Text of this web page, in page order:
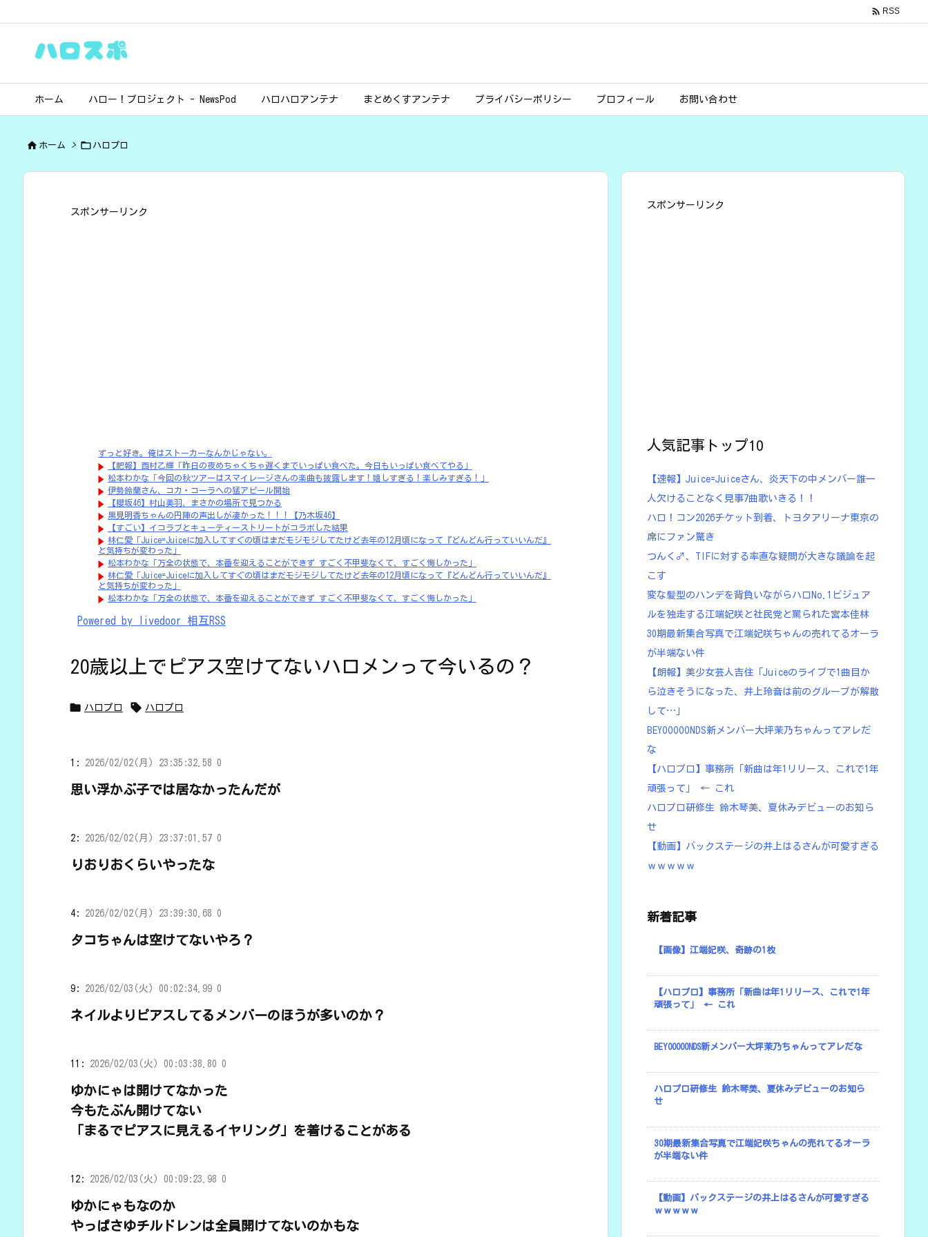
ホーム ハロー！プロジェクト - NewsPod ハロハロアンテナ まとめくすアンテナ プライバシーポリシー プロフィール お問い合わせ
 RSS
 ホーム >  ハロプロ
スポンサーリンク
ずっと好き。俺はストーカーなんかじゃない。
【肥報】西村乙輝「昨日の夜めちゃくちゃ遅くまでいっぱい食べた。今日もいっぱい食べてやる」
松本わかな「今回の秋ツアーはスマイレージさんの楽曲も披露します！嬉しすぎる！楽しみすぎる！」
伊勢鈴蘭さん、コカ・コーラへの猛アピール開始
【櫻坂46】村山美羽、まさかの場所で見つかる
黒見明香ちゃんの円陣の声出しが凄かった！！！【乃木坂46】
【すごい】イコラブとキューティーストリートがコラボした結果
林仁愛「Juice=Juiceに加入してすぐの頃はまだモジモジしてたけど去年の12月頃になって『どんどん行っていいんだ』
と気持ちが変わった」
松本わかな「万全の状態で、本番を迎えることができず すごく不甲斐なくて、すごく悔しかった」
林仁愛「Juice=Juiceに加入してすぐの頃はまだモジモジしてたけど去年の12月頃になって『どんどん行っていいんだ』
と気持ちが変わった」
松本わかな「万全の状態で、本番を迎えることができず すごく不甲斐なくて、すごく悔しかった」
Powered by livedoor 相互RSS
20歳以上でピアス空けてないハロメンって今いるの？
 ハロプロ  ハロプロ
1: 2026/02/02(月) 23:35:32.58 0
思い浮かぶ子では居なかったんだが
2: 2026/02/02(月) 23:37:01.57 0
りおりおくらいやったな
4: 2026/02/02(月) 23:39:30.68 0
タコちゃんは空けてないやろ？
9: 2026/02/03(火) 00:02:34.99 0
ネイルよりピアスしてるメンバーのほうが多いのか？
11: 2026/02/03(火) 00:03:38.80 0
ゆかにゃは開けてなかった
今もたぶん開けてない
「まるでピアスに見えるイヤリング」を着けることがある
12: 2026/02/03(火) 00:09:23.98 0
ゆかにゃもなのか
やっぱさゆチルドレンは全員開けてないのかもな
スポンサーリンク
人気記事トップ10
【速報】Juice=Juiceさん、炎天下の中メンバー誰一
人欠けることなく見事7曲歌いきる！！
ハロ！コン2026チケット到着、トヨタアリーナ東京の
席にファン驚き
つんく♂、TIFに対する率直な疑問が大きな議論を起
こす
変な髪型のハンデを背負いながらハロNo.1ビジュア
ルを独走する江端妃咲と社民党と罵られた宮本佳林
30期最新集合写真で江端妃咲ちゃんの売れてるオーラ
が半端ない件
【朗報】美少女芸人吉住「Juiceのライブで1曲目か
ら泣きそうになった、井上玲音は前のグループが解散
して…」
BEYOOOOONDS新メンバー大坪茉乃ちゃんってアレだ
な
【ハロプロ】事務所「新曲は年1リリース、これで1年
頑張って」 ← これ
ハロプロ研修生 鈴木琴美、夏休みデビューのお知ら
せ
【動画】バックステージの井上はるさんが可愛すぎる
ｗｗｗｗｗ
新着記事
【画像】江端妃咲、奇跡の1枚
【ハロプロ】事務所「新曲は年1リリース、これで1年
頑張って」 ← これ
BEYOOOOONDS新メンバー大坪茉乃ちゃんってアレだな
ハロプロ研修生 鈴木琴美、夏休みデビューのお知ら
せ
30期最新集合写真で江端妃咲ちゃんの売れてるオーラ
が半端ない件
【動画】バックステージの井上はるさんが可愛すぎる
ｗｗｗｗｗ